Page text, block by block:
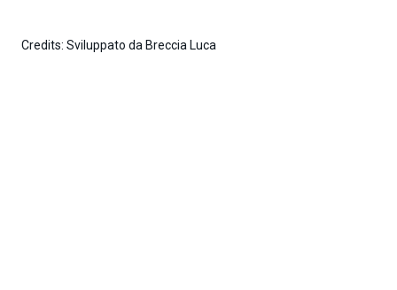
Credits: Sviluppato da Breccia Luca